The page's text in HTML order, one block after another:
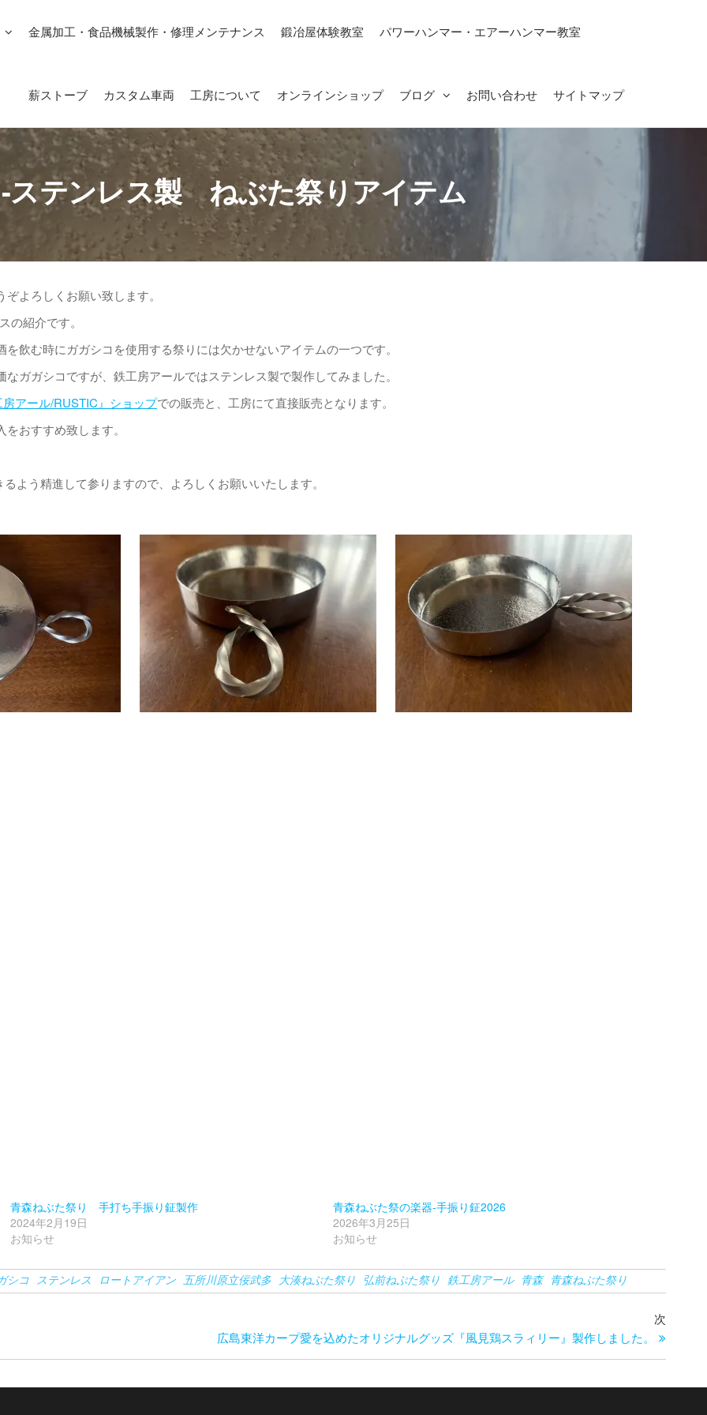
金属加工・食品機械製作・修理メンテナンス 鍛冶屋体験教室 パワーハンマー・エアーハンマー教室
薪ストーブ カスタム車両 工房について オンラインショップ ブログ お問い合わせ サイトマップ
ステンレス製 ねぶた祭りアイテム
よろしくお願い致します。
の紹介です。
飲む時にガガシコを使用する祭りには欠かせないアイテムの一つです。
ガガシコですが、鉄工房アールではステンレス製で製作してみました。
アール/RUSTIC』ショップでの販売と、工房にて直接販売となります。
おすすめ致します。
よう精進して参りますので、よろしくお願いいたします。
青森ねぶた祭り 手打ち手振り鉦製作
2024年2月19日
お知らせ
青森ねぶた祭の楽器-手振り鉦2026
2026年3月25日
お知らせ
シコ ステンレス ロートアイアン 五所川原立佞武多 大湊ねぶた祭り 弘前ねぷた祭り 鉄工房アール 青森 青森ねぶた祭り
投
次
広島東洋カープ愛を込めたオリジナルグッズ『風見鶏スラィリー』製作しました。